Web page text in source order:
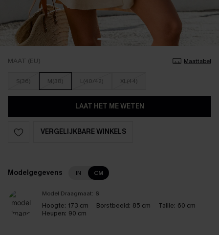
MAAT (EU) Maattabel
S(36) M(38) L(40/42) XL(44)
LAAT HET ME WETEN
VERGELIJKBARE WINKELS
Modelgegevens IN CM
Model Draagmaat: S
Hoogte: 173 cm Borstbeeld: 85 cm Taille: 60 cm
Heupen: 90 cm